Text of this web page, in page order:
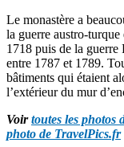
Le monastère a
la guerre austro-turque
1718 puis de la guerre
entre 1787 et 1789.
bâtiments qui étaient
l’extérieur du mur
Voirtoutes les photos
photo de TravelPics.fr